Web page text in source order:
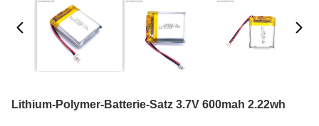
Lithium-Polymer-Batterie-Satz 3.7V 600mah 2.22wh